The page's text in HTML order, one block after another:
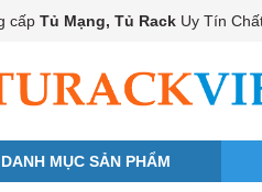
cấp Tủ Mạng, Tủ Rack Uy Tín
DANH MỤC SẢN PHẨM